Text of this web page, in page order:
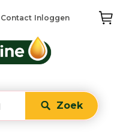
Zoek
Contact Inloggen